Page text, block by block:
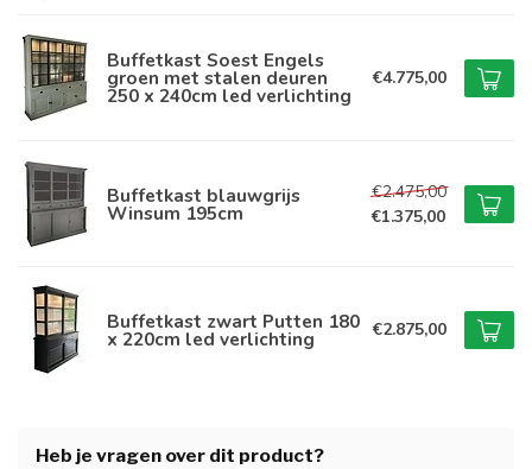
Buffetkast Soest Engels
groen met stalen deuren
250 x 240cm led verlichting
€4.775,00
Buffetkast blauwgrijs
Winsum 195cm
€2.475,00
€1.375,00
Buffetkast zwart Putten 180
x 220cm led verlichting €2.875,00
Heb je vragen over dit product?